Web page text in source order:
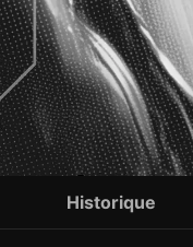
Historique